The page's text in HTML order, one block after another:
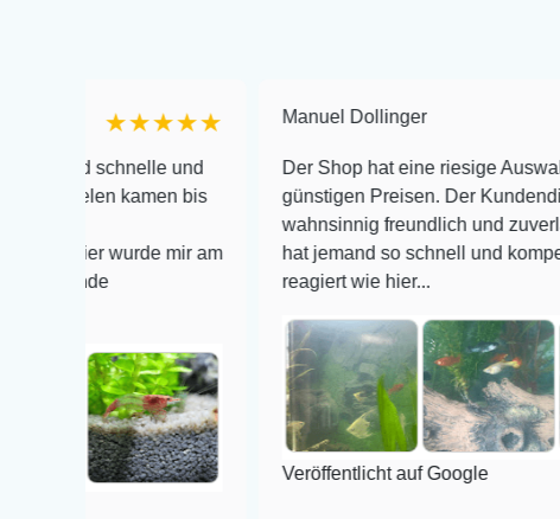
★★★★★
und
kamen bis
wurde mir am
Manuel Dollinger
Der Shop hat eine riesige Auswahl zu sehr
günstigen Preisen. Der Kundendienst is
wahnsinnig freundlich und zuverlässig,
hat jemand so schnell und kompetent auf
reagiert wie hier...
Veröffentlicht auf Google